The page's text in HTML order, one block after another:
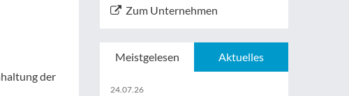
der
Zum Unternehmen
Meistgelesen Aktuelles
24.07.26